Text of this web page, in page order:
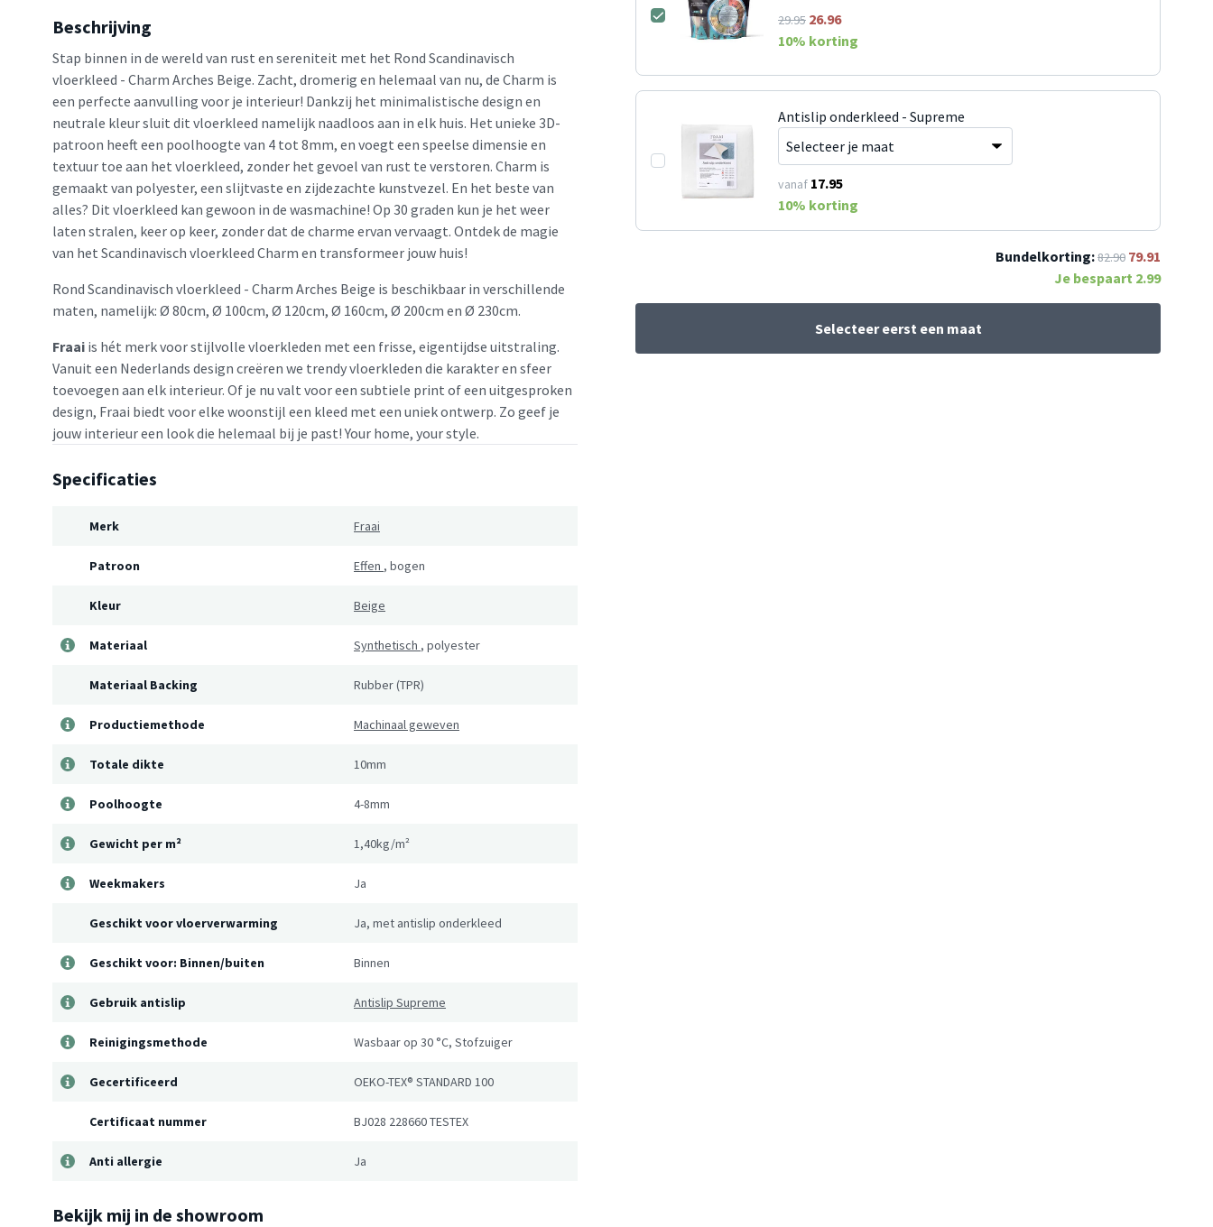
Beschrijving
Stap binnen in de wereld van rust en sereniteit met het Rond Scandinavisch
vloerkleed - Charm Arches Beige. Zacht, dromerig en helemaal van nu, de Charm is
een perfecte aanvulling voor je interieur! Dankzij het minimalistische design en
neutrale kleur sluit dit vloerkleed namelijk naadloos aan in elk huis. Het unieke 3D-
patroon heeft een poolhoogte van 4 tot 8mm, en voegt een speelse dimensie en
textuur toe aan het vloerkleed, zonder het gevoel van rust te verstoren. Charm is
gemaakt van polyester, een slijtvaste en zijdezachte kunstvezel. En het beste van
alles? Dit vloerkleed kan gewoon in de wasmachine! Op 30 graden kun je het weer
laten stralen, keer op keer, zonder dat de charme ervan vervaagt. Ontdek de magie
van het Scandinavisch vloerkleed Charm en transformeer jouw huis!
Rond Scandinavisch vloerkleed - Charm Arches Beige is beschikbaar in verschillende
maten, namelijk: Ø 80cm, Ø 100cm, Ø 120cm, Ø 160cm, Ø 200cm en Ø 230cm.
Fraai is hét merk voor stijlvolle vloerkleden met een frisse, eigentijdse uitstraling.
Vanuit een Nederlands design creëren we trendy vloerkleden die karakter en sfeer
toevoegen aan elk interieur. Of je nu valt voor een subtiele print of een uitgesproken
design, Fraai biedt voor elke woonstijl een kleed met een uniek ontwerp. Zo geef je
jouw interieur een look die helemaal bij je past! Your home, your style.
Specificaties
Merk Fraai
Patroon Effen , bogen
Kleur Beige
Materiaal Synthetisch , polyester
Materiaal Backing Rubber (TPR)
Productiemethode Machinaal geweven
Totale dikte 10mm
Poolhoogte 4-8mm
Gewicht per m² 1,40kg/m²
Weekmakers Ja
Geschikt voor vloerverwarming Ja, met antislip onderkleed
Geschikt voor: Binnen/buiten Binnen
Gebruik antislip Antislip Supreme
Reinigingsmethode Wasbaar op 30 °C, Stofzuiger
Gecertificeerd OEKO-TEX® STANDARD 100
Certificaat nummer BJ028 228660 TESTEX
Anti allergie Ja
Bekijk mij in de showroom
29.95 26.96
10% korting
Antislip onderkleed - Supreme
vanaf 17.95
10% korting
Bundelkorting:82.90 79.91
Je bespaart 2.99
Selecteer eerst een maat